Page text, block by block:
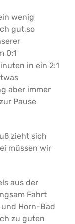
wenig
gut,so
0:1
in ein 2:1
aber immer
Pause
zieht sich
müssen wir
aus der
Fahrt
Horn-Bad
zu guten